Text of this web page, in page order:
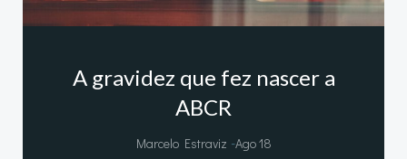
A gravidez que fez nascer a
ABCR
Marcelo Estraviz -Ago 18